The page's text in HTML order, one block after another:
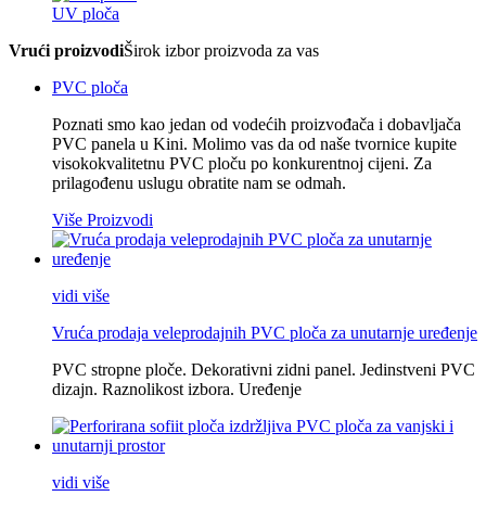
UV ploča
Vrući proizvodiŠirok izbor proizvoda za vas
PVC ploča
Poznati smo kao jedan od vodećih proizvođača i dobavljača
PVC panela u Kini. Molimo vas da od naše tvornice kupite
visokokvalitetnu PVC ploču po konkurentnoj cijeni. Za
prilagođenu uslugu obratite nam se odmah.
Više Proizvodi
vidi više
Vruća prodaja veleprodajnih PVC ploča za unutarnje uređenje
PVC stropne ploče. Dekorativni zidni panel. Jedinstveni PVC
dizajn. Raznolikost izbora. Uređenje
vidi više